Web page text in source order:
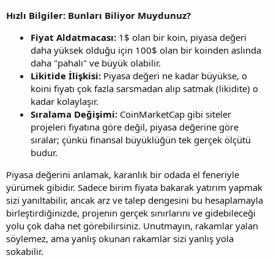
Hızlı Bilgiler: Bunları Biliyor Muydunuz?
Fiyat Aldatmacası: 1$ olan bir koin, piyasa değeri
daha yüksek olduğu için 100$ olan bir koinden aslında
daha "pahalı" ve büyük olabilir.
Likitide İlişkisi: Piyasa değeri ne kadar büyükse, o
koini fiyatı çok fazla sarsmadan alıp satmak (likidite) o
kadar kolaylaşır.
Sıralama Değişimi: CoinMarketCap gibi siteler
projeleri fiyatına göre değil, piyasa değerine göre
sıralar; çünkü finansal büyüklüğün tek gerçek ölçütü
budur.
Piyasa değerini anlamak, karanlık bir odada el feneriyle
yürümek gibidir. Sadece birim fiyata bakarak yatırım yapmak
sizi yanıltabilir, ancak arz ve talep dengesini bu hesaplamayla
birleştirdiğinizde, projenin gerçek sınırlarını ve gidebileceği
yolu çok daha net görebilirsiniz. Unutmayın, rakamlar yalan
söylemez, ama yanlış okunan rakamlar sizi yanlış yola
sokabilir.